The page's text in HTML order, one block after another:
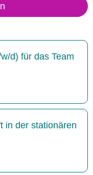
d) für das Team
in der stationären